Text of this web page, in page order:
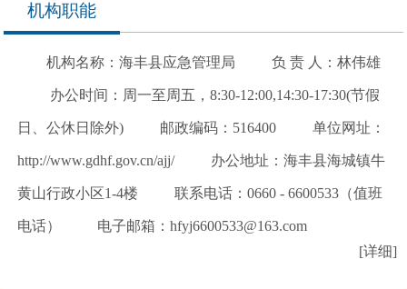
机构职能
机构名称：海丰县应急管理局 负 责 人：林伟雄
办公时间：周一至周五，8:30-12:00,14:30-17:30(节假
日、公休日除外) 邮政编码：516400 单位网址：
http://www.gdhf.gov.cn/ajj/ 办公地址：海丰县海城镇牛
黄山行政小区1-4楼 联系电话：0660 - 6600533（值班
电话） 电子邮箱：hfyj6600533@163.com
[详细]